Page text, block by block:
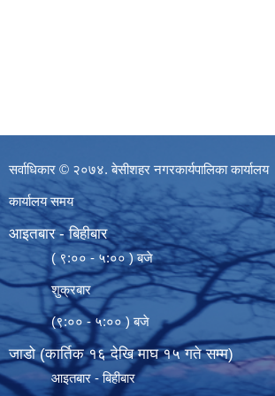
सर्वाधिकार © २०७४. बेसीशहर नगरकार्यपालिका कार्यालय
कार्यालय समय
आइतबार - बिहीबार
( ९:०० - ५:०० ) बजे
शुक्रबार
(९:०० - ५:०० ) बजे
जाडो (कार्तिक १६ देखि माघ १५ गते सम्म)
आइतबार - बिहीबार